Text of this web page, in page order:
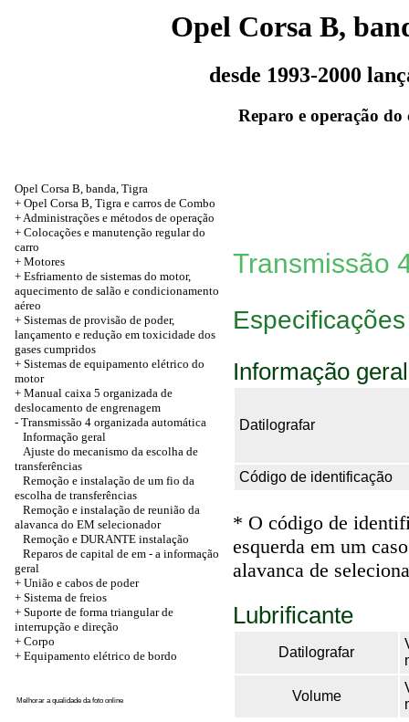
Opel Corsa B,
desde 1993-2000
Reparo e operação do
Opel Corsa B, banda, Tigra
+ Opel Corsa B, Tigra e carros de Combo
+ Administrações e métodos de operação
+ Colocações e manutenção regular do
carro
+ Motores
+ Esfriamento de sistemas do motor,
aquecimento de salão e condicionamento
aéreo
+ Sistemas de provisão de poder,
lançamento e redução em toxicidade dos
gases cumpridos
+ Sistemas de equipamento elétrico do
motor
+ Manual caixa 5 organizada de
deslocamento de engrenagem
- Transmissão 4 organizada automática
Informação geral
Ajuste do mecanismo da escolha de
transferências
Remoção e instalação de um fio da
escolha de transferências
Remoção e instalação de reunião da
alavanca do EM selecionador
Remoção e DURANTE instalação
Reparos de capital de em - a informação
geral
+ União e cabos de poder
+ Sistema de freios
+ Suporte de forma triangular de
interrupção e direção
+ Corpo
+ Equipamento elétrico de bordo
Melhorar a qualidade da foto online
Transmissão
Especificações
Informação geral
Datilografar
Código de identificação
* O código de
esquerda em um
alavanca de
Lubrificante
Datilografar
Volume